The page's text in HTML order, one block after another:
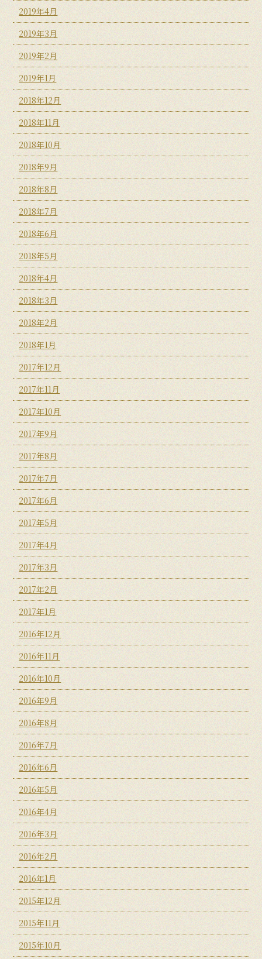
2019年4月
2019年3月
2019年2月
2019年1月
2018年12月
2018年11月
2018年10月
2018年9月
2018年8月
2018年7月
2018年6月
2018年5月
2018年4月
2018年3月
2018年2月
2018年1月
2017年12月
2017年11月
2017年10月
2017年9月
2017年8月
2017年7月
2017年6月
2017年5月
2017年4月
2017年3月
2017年2月
2017年1月
2016年12月
2016年11月
2016年10月
2016年9月
2016年8月
2016年7月
2016年6月
2016年5月
2016年4月
2016年3月
2016年2月
2016年1月
2015年12月
2015年11月
2015年10月